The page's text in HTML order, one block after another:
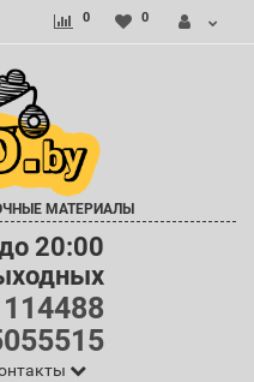
0 0
МАТЕРИАЛЫ
20:00